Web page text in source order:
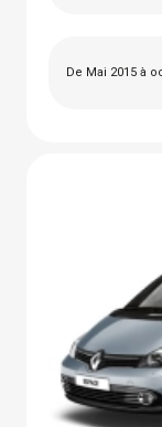
De Mai 2015 à